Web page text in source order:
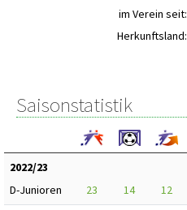
im Verein seit:
Herkunftsland:
Saisonstatistik
2022/23
D-Junioren
23 14 12